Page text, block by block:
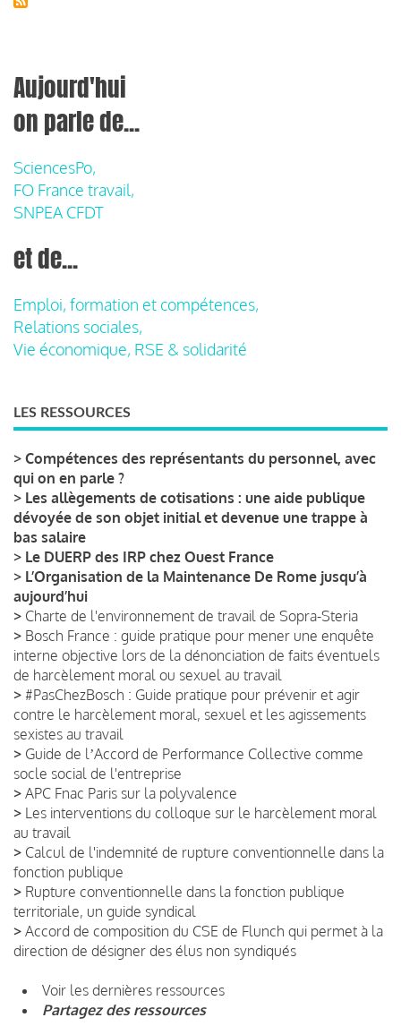
Aujourd'hui
on parle de...
SciencesPo,
FO France travail,
SNPEA CFDT
et de...
Emploi, formation et compétences,
Relations sociales,
Vie économique, RSE & solidarité
LES RESSOURCES
> Compétences des représentants du personnel, avec
qui on en parle ?
> Les allègements de cotisations : une aide publique
dévoyée de son objet initial et devenue une trappe à
bas salaire
> Le DUERP des IRP chez Ouest France
> L’Organisation de la Maintenance De Rome jusqu’à
aujourd’hui
> Charte de l'environnement de travail de Sopra-Steria
> Bosch France : guide pratique pour mener une enquête
interne objective lors de la dénonciation de faits éventuels
de harcèlement moral ou sexuel au travail
> #PasChezBosch : Guide pratique pour prévenir et agir
contre le harcèlement moral, sexuel et les agissements
sexistes au travail
> Guide de lʼAccord de Performance Collective comme
socle social de l'entreprise
> APC Fnac Paris sur la polyvalence
> Les interventions du colloque sur le harcèlement moral
au travail
> Calcul de l'indemnité de rupture conventionnelle dans la
fonction publique
> Rupture conventionnelle dans la fonction publique
territoriale, un guide syndical
> Accord de composition du CSE de Flunch qui permet à la
direction de désigner des élus non syndiqués
Voir les dernières ressources
Partagez des ressources